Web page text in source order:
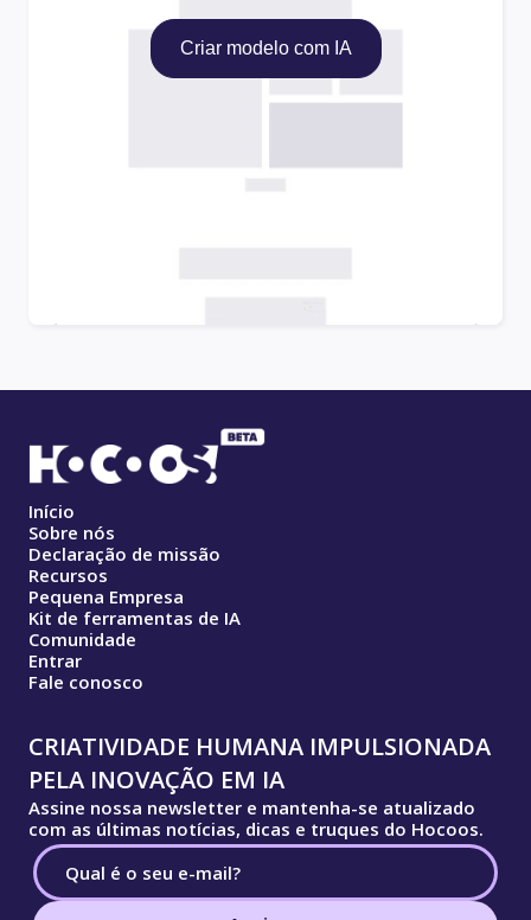
Criar modelo com IA
Início
Sobre nós
Declaração de missão
Recursos
Pequena Empresa
Kit de ferramentas de IA
Comunidade
Entrar
Fale conosco
CRIATIVIDADE HUMANA IMPULSIONADA
PELA INOVAÇÃO EM IA
Assine nossa newsletter e mantenha-se atualizado
com as últimas notícias, dicas e truques do Hocoos.